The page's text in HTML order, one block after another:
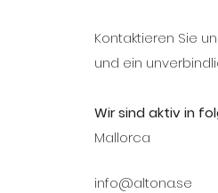
Kontaktieren Sie
und ein
Wir sind aktiv in
Mallorca
info@altona.se